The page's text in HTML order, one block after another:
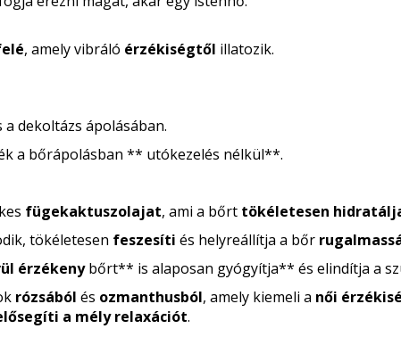
, amely vibráló érzékiségtől illatozik.
a dekoltázs ápolásában.
a bőrápolásban ** utókezelés nélkül**.
fügekaktuszola­jat, ami a bőrt tökéletesen
tökéletesen feszesíti és helyreállítja a bőr
érzékenybőrt** is alaposan gyógyítja** és elindítja a
rózsából és ozmanthusból, amely kiemeli a női
a mély relaxációt.